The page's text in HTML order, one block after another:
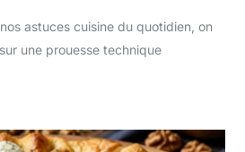
astuces cuisine du quotidien, on
une prouesse technique